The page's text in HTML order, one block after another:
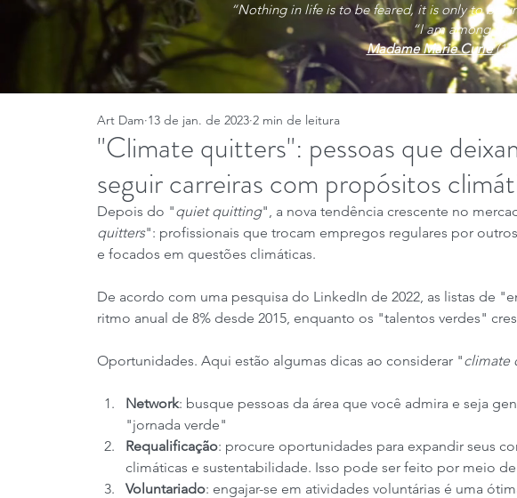
"Climate quitters": pessoas que
seguir carreiras com propósitos
Art Dam 13 de jan. de 2023 2 min de leitura
Depois do "quiet quitting", a nova tendência crescente no
quitters": profissionais que trocam empregos regulares por
e focados em questões climáticas.
De acordo com uma pesquisa do LinkedIn de 2022, as listas de
ritmo anual de 8% desde 2015, enquanto os "talentos verdes"
Oportunidades. Aqui estão algumas dicas ao considerar "climate
Network: busque pessoas da área que você admira e seja
"jornada verde"
Requalificação: procure oportunidades para expandir seus
climáticas e sustentabilidade. Isso pode ser feito por meio
Voluntariado: engajar-se em atividades voluntárias é uma
“Nothing in life is to be feared, it is only to be
“I am among
Madame Marie Curie